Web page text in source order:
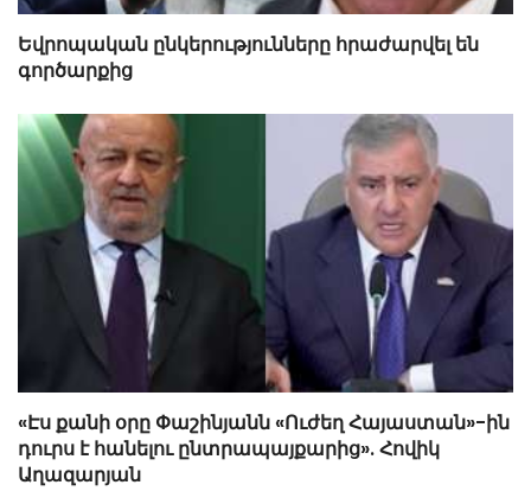
Եվրոպական ընկերությունները հրաժարվել են
գործարքից
«Էս քանի օրը Փաշինյանն «Ուժեղ Հայաստան»-ին
դուրս է հանելու ընտրապայքարից». Հովիկ
Աղազարյան